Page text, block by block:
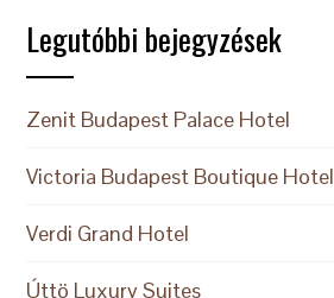
Legutóbbi bejegyzések
Zenit Budapest Palace Hotel
Victoria Budapest Boutique Hotel
Verdi Grand Hotel
Úttö Luxury Suites